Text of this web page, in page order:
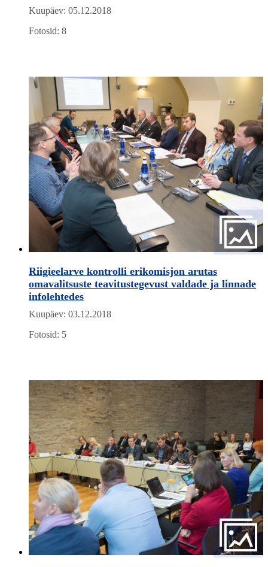
Kuupäev: 05.12.2018
Fotosid: 8
Riigieelarve kontrolli erikomisjon arutas
omavalitsuste teavitustegevust valdade ja linnade
infolehtedes
Kuupäev: 03.12.2018
Fotosid: 5